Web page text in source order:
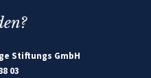
Stiftungs GmbH
03